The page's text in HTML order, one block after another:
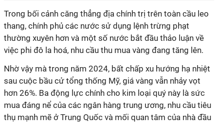
Trong bối cảnh căng thẳng địa chính trị trên toàn cầu leo
thang, chính phủ các nước sử dụng lệnh trừng phạt
thường xuyên hơn và một số nước bắt đầu thảo luận về
việc phi đô la hoá, nhu cầu thu mua vàng đang tăng lên.
Nhờ vậy mà trong năm 2024, bất chấp xu hướng hạ nhiệt
sau cuộc bầu cử tổng thống Mỹ, giá vàng vẫn nhảy vọt
hơn 26%. Ba động lực chính cho kim loại quý này là sức
mua đáng nể của các ngân hàng trung ương, nhu cầu tiêu
thụ mạnh mẽ ở Trung Quốc và mối quan tâm của nhà đầu